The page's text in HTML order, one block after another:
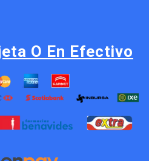
O En Efectivo